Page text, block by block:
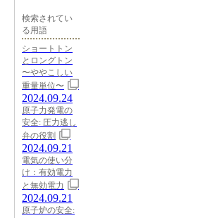
検索されてい
る用語
ショートトン
とロングトン
〜ややこしい
重量単位〜
2024.09.24
原子力発電の
安全: 圧力逃し
弁の役割
2024.09.21
電気の使い分
け：有効電力
と無効電力
2024.09.21
原子炉の安全: